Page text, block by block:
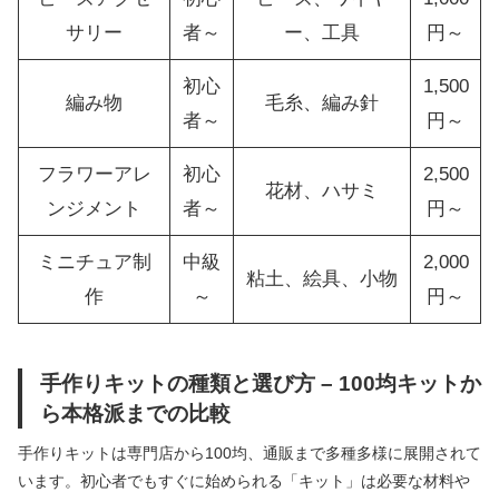
サリー
者～
ー、工具
円～
編み物
初心
者～
毛糸、編み針
1,500
円～
フラワーアレ
ンジメント
初心
者～
花材、ハサミ
2,500
円～
ミニチュア制
作
中級
～
粘土、絵具、小物
2,000
円～
手作りキットの種類と選び方 – 100均キットか
ら本格派までの比較
手作りキットは専門店から100均、通販まで多種多様に展開されて
います。初心者でもすぐに始められる「キット」は必要な材料や